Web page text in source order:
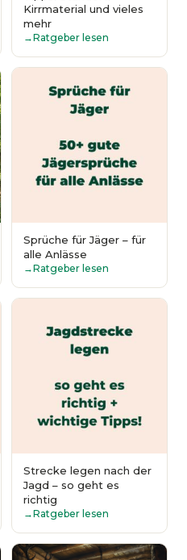
Kirrmaterial und vieles
mehr
Ratgeber lesen
Sprüche für Jäger – für
alle Anlässe
Ratgeber lesen
Strecke legen nach der
Jagd – so geht es
richtig
Ratgeber lesen